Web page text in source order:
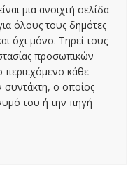
μια ανοιχτή σελίδα
όλους τους δημότες
όχι μόνο. Τηρεί τους
προσωπικών
κάθε
συντάκτη, ο οποίος
του ή την πηγή